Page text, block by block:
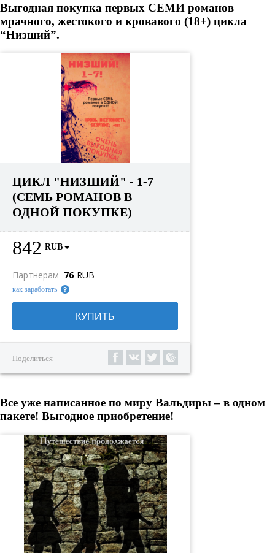
Выгодная покупка первых СЕМИ романов
мрачного, жестокого и кровавого (18+) цикла
“Низший”.
ЦИКЛ "НИЗШИЙ" - 1-7
(СЕМЬ РОМАНОВ В
ОДНОЙ ПОКУПКЕ)
842 RUB
Партнерам 76 RUB
как заработать
КУПИТЬ
Поделиться
Все уже написанное по миру Вальдиры – в одном
пакете! Выгодное приобретение!